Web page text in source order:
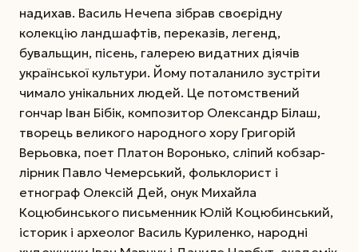
надихав. Василь Нечепа зібрав своєрідну
колекцію ландшафтів, переказів, легенд,
бувальщин, пісень, галерею видатних діячів
української культури. Йому поталанило зустріти
чимало унікальних людей. Це потомствений
гончар Іван Бібік, композитор Олександр Білаш,
творець великого народного хору Григорій
Верьовка, поет Платон Воронько, сліпий кобзар-
лірник Павло Чемерський, фольклорист і
етнограф Олексій Дей, онук Михайла
Коцюбинського письменник Юлій Коцюбинський,
історик і археолог Василь Куриленко, народні